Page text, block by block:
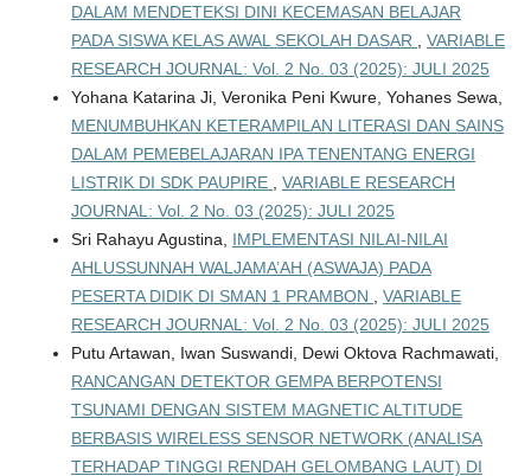
DALAM MENDETEKSI DINI KECEMASAN BELAJAR
PADA SISWA KELAS AWAL SEKOLAH DASAR
VARIABLE
RESEARCH JOURNAL: Vol. 2 No. 03 (2025): JULI 2025
Yohana Katarina Ji, Veronika Peni Kwure, Yohanes Sewa,
MENUMBUHKAN KETERAMPILAN LITERASI DAN SAINS
DALAM PEMEBELAJARAN IPA TENENTANG ENERGI
LISTRIK DI SDK PAUPIRE
VARIABLE RESEARCH
JOURNAL: Vol. 2 No. 03 (2025): JULI 2025
Sri Rahayu Agustina, IMPLEMENTASI NILAI-NILAI
AHLUSSUNNAH WALJAMA’AH (ASWAJA) PADA
PESERTA DIDIK DI SMAN 1 PRAMBON
VARIABLE
RESEARCH JOURNAL: Vol. 2 No. 03 (2025): JULI 2025
Putu Artawan, Iwan Suswandi, Dewi Oktova Rachmawati,
RANCANGAN DETEKTOR GEMPA BERPOTENSI
TSUNAMI DENGAN SISTEM MAGNETIC ALTITUDE
BERBASIS WIRELESS SENSOR NETWORK (ANALISA
TERHADAP TINGGI RENDAH GELOMBANG LAUT) DI